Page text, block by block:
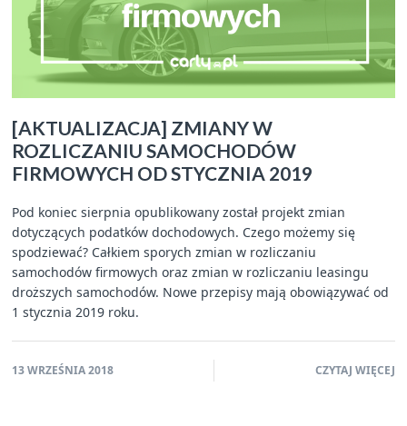
[AKTUALIZACJA] ZMIANY W
ROZLICZANIU SAMOCHODÓW
FIRMOWYCH OD STYCZNIA 2019
Pod koniec sierpnia opublikowany został projekt zmian
dotyczących podatków dochodowych. Czego możemy się
spodziewać? Całkiem sporych zmian w rozliczaniu
samochodów firmowych oraz zmian w rozliczaniu leasingu
droższych samochodów. Nowe przepisy mają obowiązywać od
1 stycznia 2019 roku.
13 WRZEŚNIA 2018 CZYTAJ WIĘCEJ